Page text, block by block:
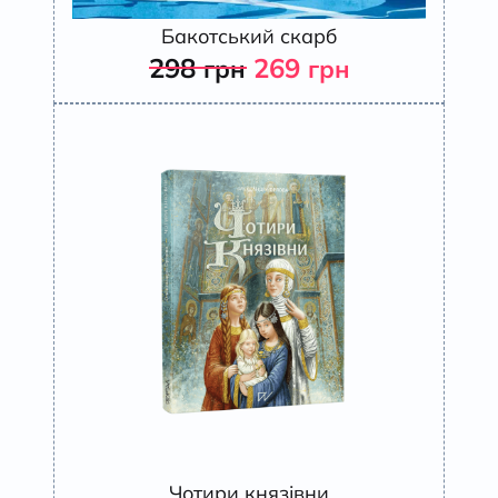
Бакотський скарб
298грн 269 грн